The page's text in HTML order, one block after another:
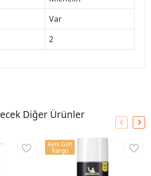
Var
2
Diğer Ürünler
Aynı Gün
Kargo